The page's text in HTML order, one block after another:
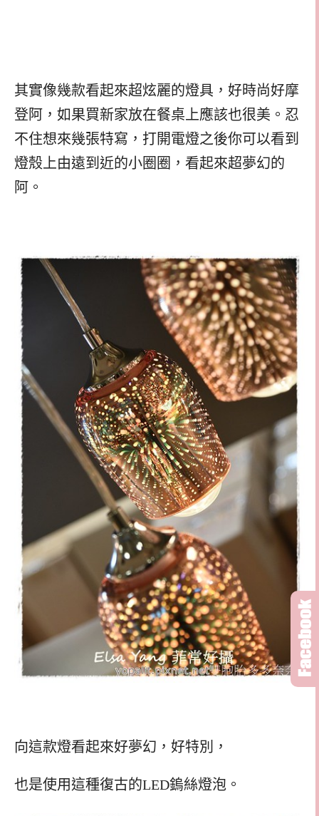
其實像幾款看起來超炫麗的燈具，好時尚好摩
登阿，如果買新家放在餐桌上應該也很美。忍
不住想來幾張特寫，打開電燈之後你可以看到
燈殼上由遠到近的小圈圈，看起來超夢幻的
阿。
向這款燈看起來好夢幻，好特別，
也是使用這種復古的LED鎢絲燈泡。